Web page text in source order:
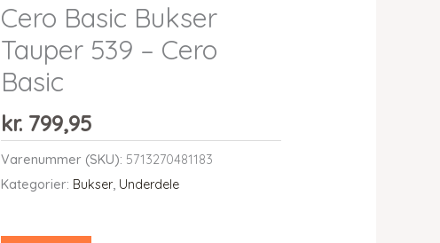
Cero Basic Bukser
Tauper 539 – Cero
Basic
kr. 799,95
Varenummer (SKU): 5713270481183
Kategorier: Bukser, Underdele